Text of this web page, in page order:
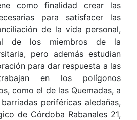
como finalidad crear las
para satisfacer las
de la vida personal,
de los miembros de la
pero además estudian
para dar respuesta a las
en los polígonos
como el de las Quemadas, a
periféricas aledañas,
de Córdoba Rabanales 21,